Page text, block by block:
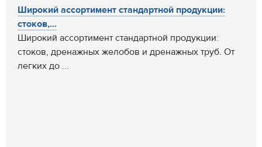
Широкий ассортимент стандартной продукции:
стоков,...
Широкий ассортимент стандартной продукции:
стоков, дренажных желобов и дренажных труб. От
легких до ...